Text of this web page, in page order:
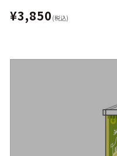
¥3,850 (税込)